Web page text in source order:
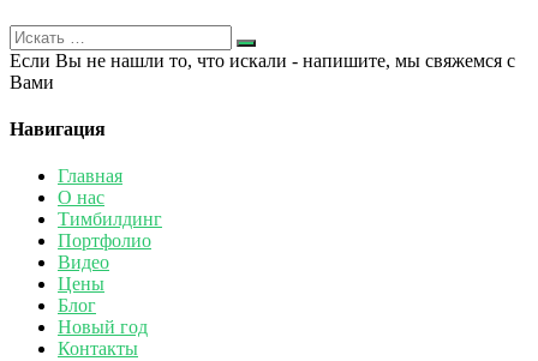
Если Вы не нашли то, что искали - напишите, мы свяжемся с
Вами
Навигация
Главная
О нас
Тимбилдинг
Портфолио
Видео
Цены
Блог
Новый год
Контакты